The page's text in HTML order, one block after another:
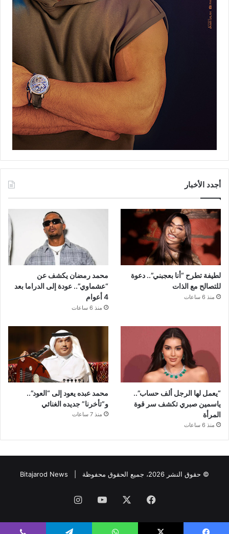
أجدد الأخبار
لطيفة تطرح “أنا بعجبني”.. دعوة
للتصالح مع الذات
منذ 6 ساعات
محمد رمضان يكشف عن
“عشماوي”.. عودة إلى الدراما بعد
4 أعوام
منذ 6 ساعات
“يعمل لها الرجل ألف حساب”..
ياسمين صبري تكشف سر قوة
المرأة
منذ 6 ساعات
محمد عبده يعود إلى “العود”..
و”تأخرنا” جديده الغنائي
منذ 7 ساعات
© حقوق النشر 2026، جميع الحقوق محفوظة | Bitajarod News
فيسبوك ‫YouTubeانستقرام